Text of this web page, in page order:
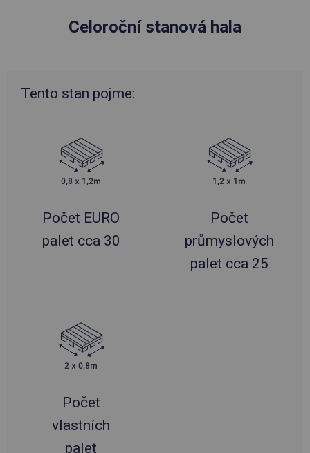
Celoroční stanová hala
Tento stan pojme:
Počet EURO
palet cca 30
Počet
průmyslových
palet cca 25
Počet
vlastních
palet